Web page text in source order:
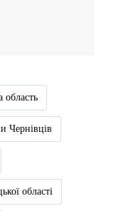
область
Чернівців
області